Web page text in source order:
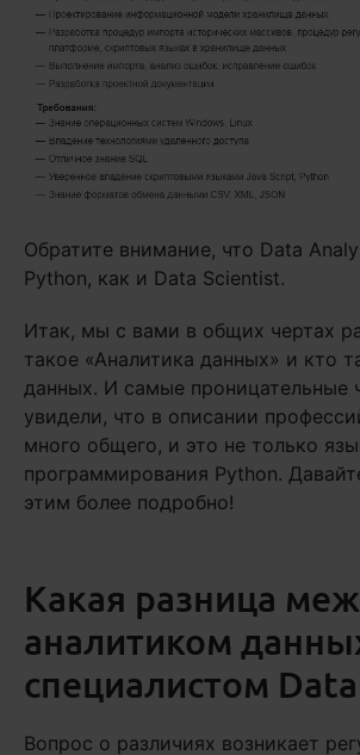
Обратите внимание, что Data
Python, как и Data Scientist.
Итак, мы с вами в общих чертах
такое «Аналитика данных» и кто
данных. И самые проницательные
увидели, что в описании
много общего, и это не только
программирования Python.
этим более подробно!
Какая разница
аналитиком
специалистом Data
Вопрос о различиях возникает